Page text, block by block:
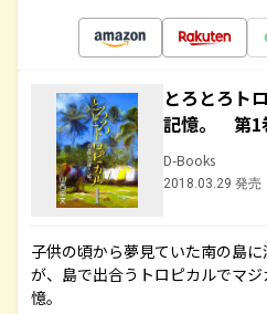
とろとろト
記憶。 第1
D-Books
2018.03.29 発売
子供の頃から夢見ていた南の島
が、島で出合うトロピカルでマ
憶。